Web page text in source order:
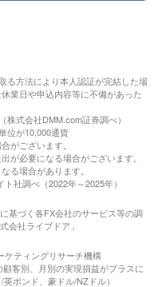
る方法により本人認証が完結した場
業日や申込内容等に不備があった
式会社DMM.com証券調べ）
位が10,000通貨
がございます。
が必要になる場合がございます。
る場合があります。
社調べ（2022年～2025年）
基づく各FX会社のサービス等の調
会社ライブドア」
ケティングリサーチ機構
客別、月別の実現損益がプラスに
ポンド、豪ドル/NZドル）